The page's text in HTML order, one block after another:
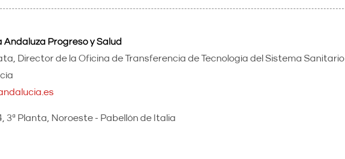
Andaluza Progreso y Salud
Director de la Oficina de Transferencia de Tecnología del Sistema Sanitario
3ª Planta, Noroeste - Pabellón de Italia